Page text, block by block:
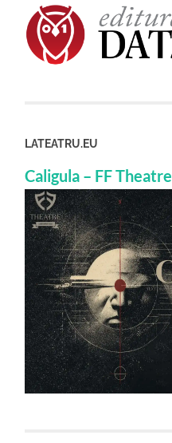
LATEATRU.EU
Caligula – FF Theatre